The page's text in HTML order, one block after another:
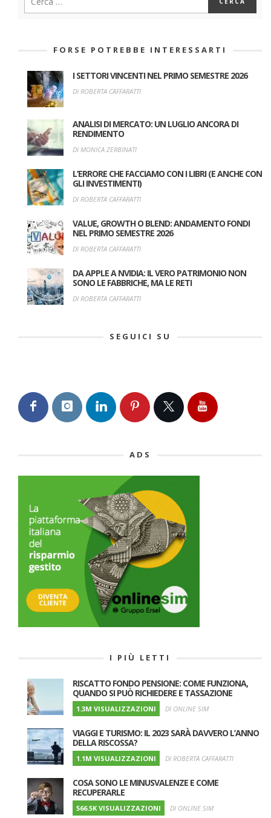
FORSE POTREBBE INTERESSARTI
I SETTORI VINCENTI NEL PRIMO SEMESTRE 2026
DI ROBERTA CAFFARATTI
ANALISI DI MERCATO: UN LUGLIO ANCORA DI
RENDIMENTO
DI MONICA ZERBINATI
L’ERRORE CHE FACCIAMO CON I LIBRI (E ANCHE CON
GLI INVESTIMENTI)
DI ROBERTA CAFFARATTI
VALUE, GROWTH O BLEND: ANDAMENTO FONDI
NEL PRIMO SEMESTRE 2026
DI ROBERTA CAFFARATTI
DA APPLE A NVIDIA: IL VERO PATRIMONIO NON
SONO LE FABBRICHE, MA LE RETI
DI ROBERTA CAFFARATTI
SEGUICI SU
ADS
I PIÙ LETTI
RISCATTO FONDO PENSIONE: COME FUNZIONA,
QUANDO SI PUÒ RICHIEDERE E TASSAZIONE
1.3M VISUALIZZAZIONI DI ONLINE SIM
VIAGGI E TURISMO: IL 2023 SARÀ DAVVERO L’ANNO
DELLA RISCOSSA?
1.1M VISUALIZZAZIONI DI ROBERTA CAFFARATTI
COSA SONO LE MINUSVALENZE E COME
RECUPERARLE
566.5K VISUALIZZAZIONI DI ONLINE SIM